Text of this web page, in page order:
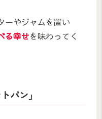
ーやジャムを置い
る幸せを味わってく
パン」